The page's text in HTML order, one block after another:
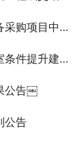
标结果公告￼
项目-中标公告
公告￼
公告